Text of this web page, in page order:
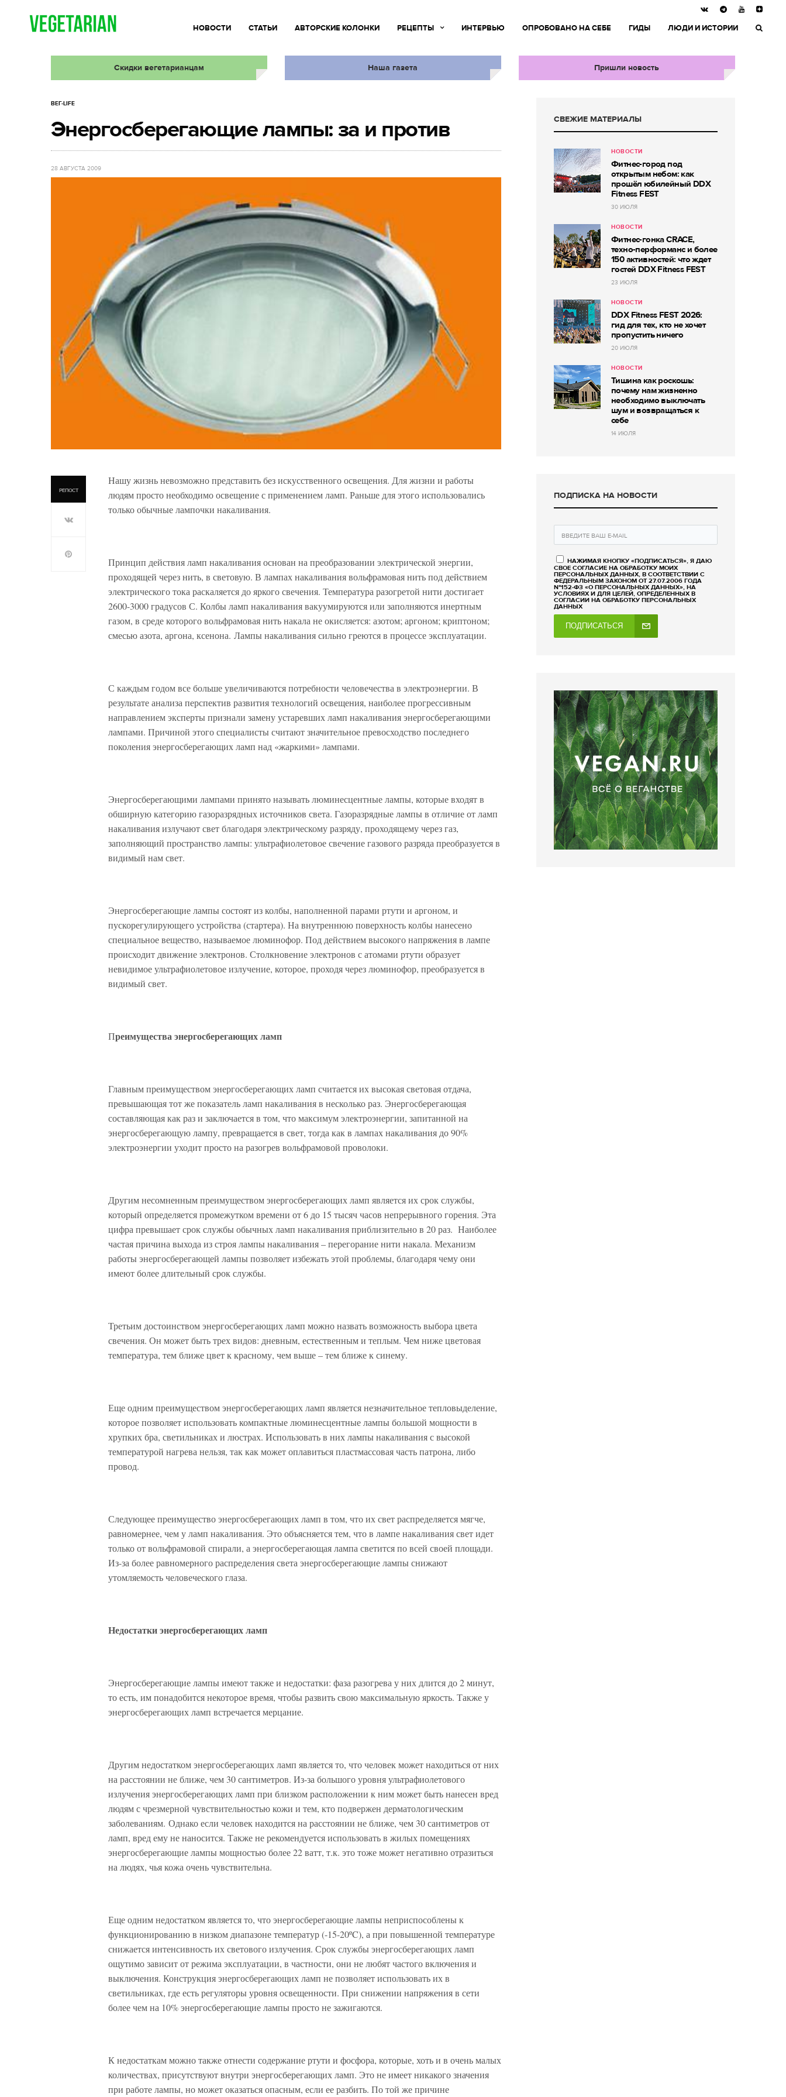
НОВОСТИ СТАТЬИ АВТОРСКИЕ КОЛОНКИ РЕЦЕПТЫ ИНТЕРВЬЮ ОПРОБОВАНО НА СЕБЕ ГИДЫ ЛЮДИ И ИСТОРИИ
Скидки вегетарианцам Наша газета Пришли новость
ВЕГ-LIFE
Энергосберегающие лампы: за и против
28 АВГУСТА 2009
РЕПОСТ
Нашу жизнь невозможно представить без искусственного освещения. Для жизни и работы
людям просто необходимо освещение с применением ламп. Раньше для этого использовались
только обычные лампочки накаливания.
Принцип действия ламп накаливания основан на преобразовании электрической энергии,
проходящей через нить, в световую. В лампах накаливания вольфрамовая нить под действием
электрического тока раскаляется до яркого свечения. Температура разогретой нити достигает
2600-3000 градусов С. Колбы ламп накаливания вакуумируются или заполняются инертным
газом, в среде которого вольфрамовая нить накала не окисляется: азотом; аргоном; криптоном;
смесью азота, аргона, ксенона. Лампы накаливания сильно греются в процессе эксплуатации.
С каждым годом все больше увеличиваются потребности человечества в электроэнергии. В
результате анализа перспектив развития технологий освещения, наиболее прогрессивным
направлением эксперты признали замену устаревших ламп накаливания энергосберегающими
лампами. Причиной этого специалисты считают значительное превосходство последнего
поколения энергосберегающих ламп над «жаркими» лампами.
Энергосберегающими лампами принято называть люминесцентные лампы, которые входят в
обширную категорию газоразрядных источников света. Газоразрядные лампы в отличие от ламп
накаливания излучают свет благодаря электрическому разряду, проходящему через газ,
заполняющий пространство лампы: ультрафиолетовое свечение газового разряда преобразуется в
видимый нам свет.
Энергосберегающие лампы состоят из колбы, наполненной парами ртути и аргоном, и
пускорегулирующего устройства (стартера). На внутреннюю поверхность колбы нанесено
специальное вещество, называемое люминофор. Под действием высокого напряжения в лампе
происходит движение электронов. Столкновение электронов с атомами ртути образует
невидимое ультрафиолетовое излучение, которое, проходя через люминофор, преобразуется в
видимый свет.
Преимущества энергосберегающих ламп
Главным преимуществом энергосберегающих ламп считается их высокая световая отдача,
превышающая тот же показатель ламп накаливания в несколько раз. Энергосберегающая
составляющая как раз и заключается в том, что максимум электроэнергии, запитанной на
энергосберегающую лампу, превращается в свет, тогда как в лампах накаливания до 90%
электроэнергии уходит просто на разогрев вольфрамовой проволоки.
Другим несомненным преимуществом энергосберегающих ламп является их срок службы,
который определяется промежутком времени от 6 до 15 тысяч часов непрерывного горения. Эта
цифра превышает срок службы обычных ламп накаливания приблизительно в 20 раз. Наиболее
частая причина выхода из строя лампы накаливания – перегорание нити накала. Механизм
работы энергосберегающей лампы позволяет избежать этой проблемы, благодаря чему они
имеют более длительный срок службы.
Третьим достоинством энергосберегающих ламп можно назвать возможность выбора цвета
свечения. Он может быть трех видов: дневным, естественным и теплым. Чем ниже цветовая
температура, тем ближе цвет к красному, чем выше – тем ближе к синему.
Еще одним преимуществом энергосберегающих ламп является незначительное тепловыделение,
которое позволяет использовать компактные люминесцентные лампы большой мощности в
хрупких бра, светильниках и люстрах. Использовать в них лампы накаливания с высокой
температурой нагрева нельзя, так как может оплавиться пластмассовая часть патрона, либо
провод.
Следующее преимущество энергосберегающих ламп в том, что их свет распределяется мягче,
равномернее, чем у ламп накаливания. Это объясняется тем, что в лампе накаливания свет идет
только от вольфрамовой спирали, а энергосберегающая лампа светится по всей своей площади.
Из-за более равномерного распределения света энергосберегающие лампы снижают
утомляемость человеческого глаза.
Недостатки энергосберегающих ламп
Энергосберегающие лампы имеют также и недостатки: фаза разогрева у них длится до 2 минут,
то есть, им понадобится некоторое время, чтобы развить свою максимальную яркость. Также у
энергосберегающих ламп встречается мерцание.
Другим недостатком энергосберегающих ламп является то, что человек может находиться от них
на расстоянии не ближе, чем 30 сантиметров. Из-за большого уровня ультрафиолетового
излучения энергосберегающих ламп при близком расположении к ним может быть нанесен вред
людям с чрезмерной чувствительностью кожи и тем, кто подвержен дерматологическим
заболеваниям. Однако если человек находится на расстоянии не ближе, чем 30 сантиметров от
ламп, вред ему не наносится. Также не рекомендуется использовать в жилых помещениях
энергосберегающие лампы мощностью более 22 ватт, т.к. это тоже может негативно отразиться
на людях, чья кожа очень чувствительна.
Еще одним недостатком является то, что энергосберегающие лампы неприспособлены к
функционированию в низком диапазоне температур (-15-20ºC), а при повышенной температуре
снижается интенсивность их светового излучения. Срок службы энергосберегающих ламп
ощутимо зависит от режима эксплуатации, в частности, они не любят частого включения и
выключения. Конструкция энергосберегающих ламп не позволяет использовать их в
светильниках, где есть регуляторы уровня освещенности. При снижении напряжения в сети
более чем на 10% энергосберегающие лампы просто не зажигаются.
К недостаткам можно также отнести содержание ртути и фосфора, которые, хоть и в очень малых
количествах, присутствуют внутри энергосберегающих ламп. Это не имеет никакого значения
при работе лампы, но может оказаться опасным, если ее разбить. По той же причине
СВЕЖИЕ МАТЕРИАЛЫ
НОВОСТИ
Фитнес-город под
открытым небом: как
прошёл юбилейный DDX
Fitness FEST
30 ИЮЛЯ
НОВОСТИ
Фитнес-гонка CRACE,
техно-перформанс и более
150 активностей: что ждет
гостей DDX Fitness FEST
23 ИЮЛЯ
НОВОСТИ
DDX Fitness FEST 2026:
гид для тех, кто не хочет
пропустить ничего
20 ИЮЛЯ
НОВОСТИ
Тишина как роскошь:
почему нам жизненно
необходимо выключать
шум и возвращаться к
себе
14 ИЮЛЯ
ПОДПИСКА НА НОВОСТИ
НАЖИМАЯ КНОПКУ «ПОДПИСАТЬСЯ», Я ДАЮ
СВОЕ СОГЛАСИЕ НА ОБРАБОТКУ МОИХ
ПЕРСОНАЛЬНЫХ ДАННЫХ, В СООТВЕТСТВИИ С
ФЕДЕРАЛЬНЫМ ЗАКОНОМ ОТ 27.07.2006 ГОДА
№152-ФЗ «О ПЕРСОНАЛЬНЫХ ДАННЫХ», НА
УСЛОВИЯХ И ДЛЯ ЦЕЛЕЙ, ОПРЕДЕЛЕННЫХ В
СОГЛАСИИ НА ОБРАБОТКУ ПЕРСОНАЛЬНЫХ
ДАННЫХ
ПОДПИСАТЬСЯ